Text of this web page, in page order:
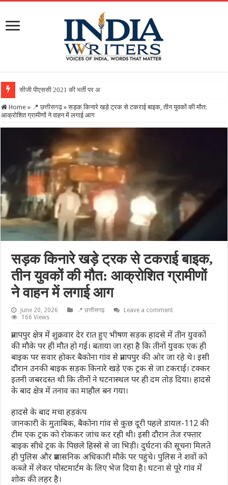
सीजी पीएससी 2021 की भर्ती पर अहम फैसला : सुप्रीम कोर्ट से निर्
Home » 📍 छत्तीसगढ़ » सड़क किनारे खड़े ट्रक से टकराई बाइक, तीन युवकों की मौत:
आक्रोशित ग्रामीणों ने वाहन में लगाई आग
सड़क किनारे खड़े ट्रक से टकराई बाइक,
तीन युवकों की मौत: आक्रोशित ग्रामीणों
ने वाहन में लगाई आग
June 20, 2026 📍 छत्तीसगढ़
Leave a comment
166 Views
प्रतापपुर क्षेत्र में शुक्रवार देर रात हुए भीषण सड़क हादसे में तीन युवकों
की मौके पर ही मौत हो गई। बताया जा रहा है कि तीनों युवक एक ही
बाइक पर सवार होकर बैकोना गांव से प्रतापपुर की ओर जा रहे थे। इसी
दौरान उनकी बाइक सड़क किनारे खड़े एक ट्रक से जा टकराई। टक्कर
इतनी जबरदस्त थी कि तीनों ने घटनास्थल पर ही दम तोड़ दिया। हादसे
के बाद क्षेत्र में तनाव का माहौल बन गया।
हादसे के बाद मचा हड़कंप
जानकारी के मुताबिक, बैकोना गांव से कुछ दूरी पहले डायल-112 की
टीम एक ट्रक को रोककर जांच कर रही थी। इसी दौरान तेज रफ्तार
बाइक सीधे ट्रक के पिछले हिस्से से जा भिड़ी। दुर्घटना की सूचना मिलते
ही पुलिस और प्रशासनिक अधिकारी मौके पर पहुंचे। पुलिस ने शवों को
कब्जे में लेकर पोस्टमार्टम के लिए भेज दिया है। घटना से पूरे गांव में
शोक की लहर है।